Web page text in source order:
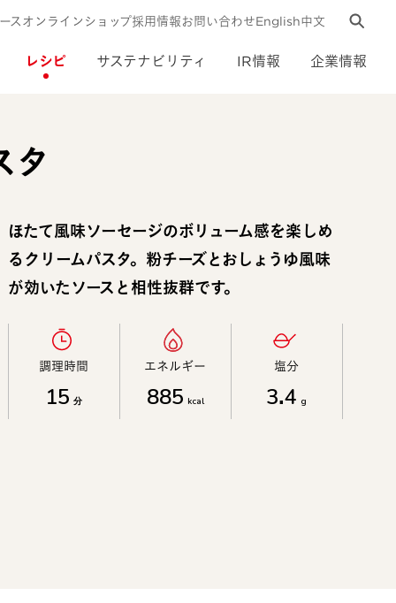
レシピ サステナビリティ IR情報 企業情報
スオンラインショップ採用情報お問い合わせEnglish中文
タ
ほたて風味ソーセージのボリューム感を楽しめ
るクリームパスタ。粉チーズとおしょうゆ風味
が効いたソースと相性抜群です。
調理時間​
15 分
エネルギー​
885 kcal
塩分​
3.4 g